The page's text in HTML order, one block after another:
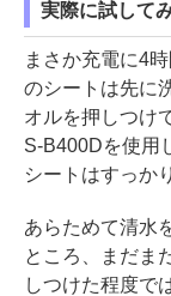
実際に試して
まさか充電に4
のシートは先に
オルを押しつけ
S-B400Dを使用
シートはすっか
あらためて清水
ところ、まだま
しつけた程度で